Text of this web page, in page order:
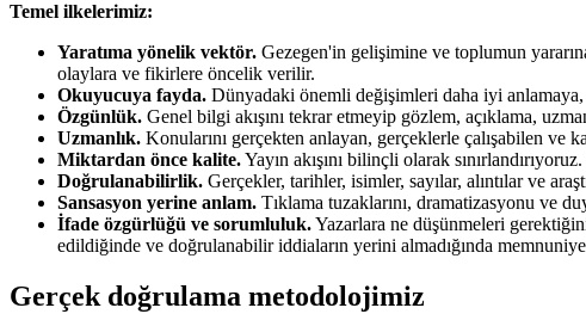
Temel ilkelerimiz:
Yaratıma yönelik vektör. Gezegen'in gelişimine ve toplumun
olaylara ve fikirlere öncelik verilir.
Okuyucuya fayda. Dünyadaki önemli değişimleri daha iyi anlamaya,
Özgünlük. Genel bilgi akışını tekrar etmeyip gözlem, açıklama,
Uzmanlık. Konularını gerçekten anlayan, gerçeklerle çalışabilen ve
Miktardan önce kalite.Yayın akışını bilinçli olarak
Doğrulanabilirlik. Gerçekler, tarihler, isimler, sayılar, alıntılar ve
Sansasyon yerine anlam. Tıklama tuzaklarını, dramatizasyonu ve
İfade özgürlüğü ve sorumluluk.Yazarlara ne düşünmeleri
edildiğinde ve doğrulanabilir iddiaların yerini almadığında
Gerçek doğrulama metodolojimiz